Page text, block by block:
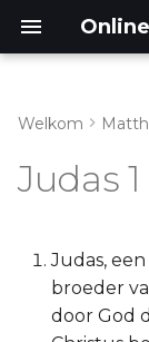
Leviticus
Numeri
Judas 1:3-7
Judas 1:8-15
Welkom
Judas 1
Judas,
broeder
door God